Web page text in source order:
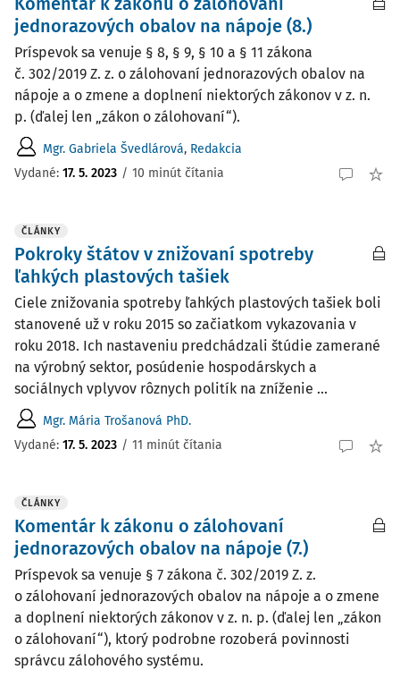
jednorazových obalov na nápoje (8.)
Príspevok sa venuje § 8, § 9, § 10 a § 11 zákona
č. 302/2019 Z. z. o zálohovaní jednorazových obalov na
nápoje a o zmene a doplnení niektorých zákonov v z. n.
p. (ďalej len „zákon o zálohovaní“).
Mgr. Gabriela Švedlárová, Redakcia
Vydané: 17. 5. 2023 / 10 minút čítania
ČLÁNKY
Pokroky štátov v znižovaní spotreby
ľahkých plastových tašiek
Ciele znižovania spotreby ľahkých plastových tašiek boli
stanovené už v roku 2015 so začiatkom vykazovania v
roku 2018. Ich nastaveniu predchádzali štúdie zamerané
na výrobný sektor, posúdenie hospodárskych a
sociálnych vplyvov rôznych politík na zníženie ...
Mgr. Mária Trošanová PhD.
Vydané: 17. 5. 2023 / 11 minút čítania
ČLÁNKY
Komentár k zákonu o zálohovaní
jednorazových obalov na nápoje (7.)
Príspevok sa venuje § 7 zákona č. 302/2019 Z. z.
o zálohovaní jednorazových obalov na nápoje a o zmene
a doplnení niektorých zákonov v z. n. p. (ďalej len „zákon
o zálohovaní“), ktorý podrobne rozoberá povinnosti
správcu zálohového systému.